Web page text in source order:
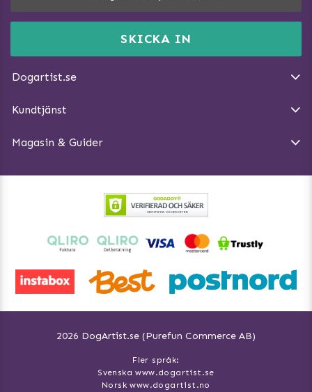
SKICKA IN
Dogartist.se
DogArtist.se drivs av:
E-post:info@dogartist.se
Kundtjänst
Ångra Köp
Magasin & Guider
Träna Nose Work hemma
Så gör du promenaden roligare
Hundbäddar
2026 DogArtist.se (Purefun Commerce AB)
Fler språk:
Svenska www.dogartist.se
Norsk www.dogartist.no